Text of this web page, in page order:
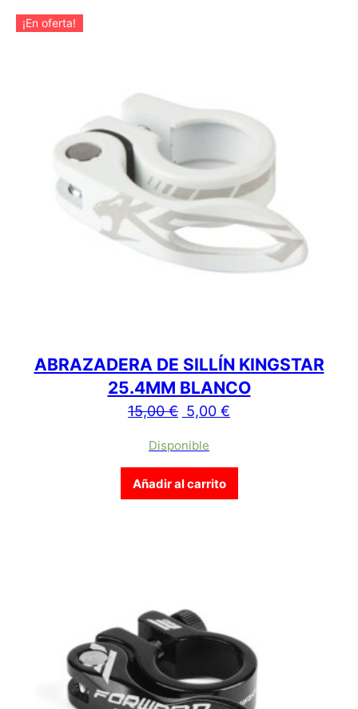
¡En oferta!
ABRAZADERA DE SILLÍN KINGSTAR
25.4MM BLANCO
15,00€ El precio original era:
5,00 €
Disponible
Añadir al carrito